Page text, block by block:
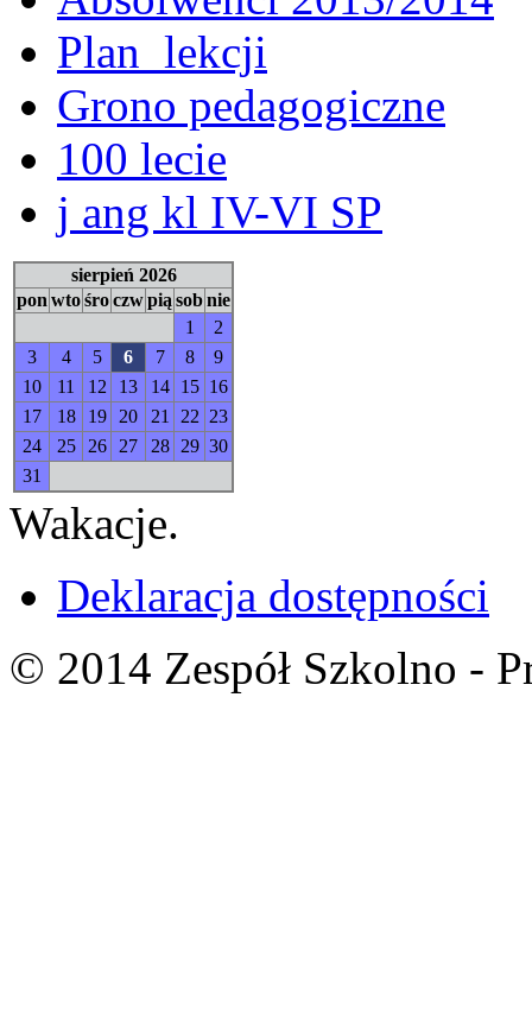
Plan_lekcji
Grono pedagogiczne
100 lecie
j ang kl IV-VI SP
sierpień 2026
pon wtośroczwpią sobnie
1
2
3
4 5 6 7 8
9
10
11 12 13 14 15 16
17
18 19 20 21 22 23
24
25 26 27 28 29 30
31
Wakacje.
Deklaracja dostępności
© 2014 Zespół Szkolno -